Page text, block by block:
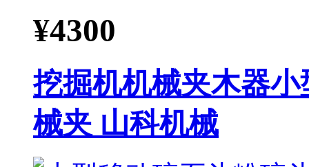
¥4300
挖掘机机械夹木器
械夹 山科机械